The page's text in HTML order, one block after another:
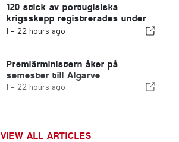
120 stick av portugisiska
krigsskepp registrerades under
en enda dag
I - 22 hours ago
Premiärministern åker på
semester till Algarve
I - 22 hours ago
VIEW ALL ARTICLES